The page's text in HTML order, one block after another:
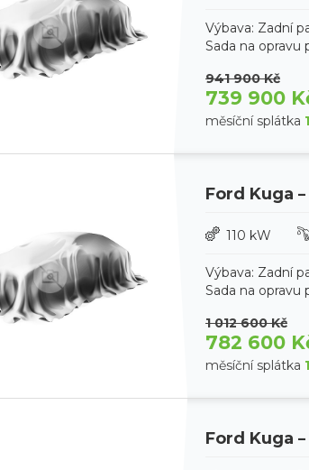
Výbava: Zadní
Sada na opravu
941 900 Kč
739 900
měsíční splátka
Ford Kuga
110 kW
Výbava: Zadní
Sada na opravu
1 012 600 Kč
782 600
měsíční splátka
Ford Kuga